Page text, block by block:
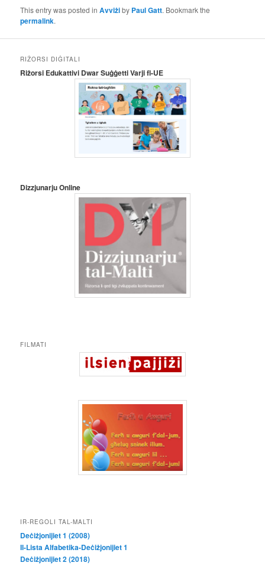
This entry was posted inAvviżiby Paul Gatt. Bookmark the
permalink.
RIŻORSI DIĠITALI
Riżorsi Edukattivi Dwar Suġġetti Varji fl-UE
Dizzjunarju Online
FILMATI
IR-REGOLI TAL-MALTI
Deċiżjonijiet 1 (2008)
Il-Lista Alfabetika-Deċiżjonijiet 1
Deċiżjonijiet 2 (2018)